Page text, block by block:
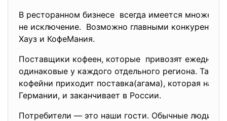
В ресторанном бизнесе всегда имеется
не исключение. Возможно главными
Хауз и КофеМания.
Поставщики кофеен, которые привозят
одинаковые у каждого отдельного региона. Так
кофейни приходит поставка(агама), которая
Германии, и заканчивает в России.
Потребители — это наши гости. Обычные люди,